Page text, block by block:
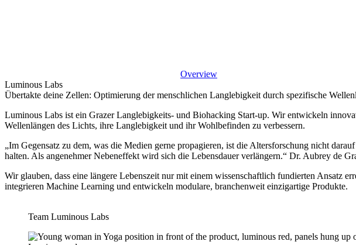
Overview
Luminous Labs
Übertakte deine Zellen: Optimierung der menschlichen Langlebigkeit durch spezifische
Luminous Labs ist ein Grazer Langlebigkeits- und Biohacking Start-up. Wir entwickeln
Wellenlängen des Lichts, ihre Langlebigkeit und ihr Wohlbefinden zu verbessern.
„Im Gegensatz zu dem, was die Medien gerne propagieren, ist die Altersforschung nicht
halten. Als angenehmer Nebeneffekt wird sich die Lebensdauer verlängern.“ Dr. Aubrey de
Wir glauben, dass eine längere Lebenszeit nur mit einem wissenschaftlich fundierten Ansatz
integrieren Machine Learning und entwickeln modulare, branchenweit einzigartige Produkte.
Team Luminous Labs